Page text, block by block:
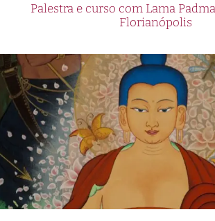
Palestra e curso com Lama
Florianópolis